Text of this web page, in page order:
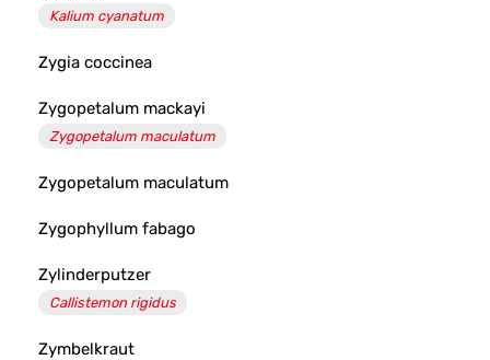
Kalium cyanatum
Zygia coccinea
Zygopetalum mackayi
Zygopetalum maculatum
Zygopetalum maculatum
Zygophyllum fabago
Zylinderputzer
Callistemon rigidus
Zymbelkraut